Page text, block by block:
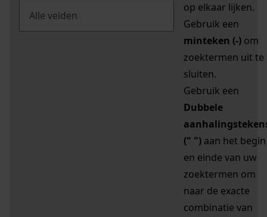
op elkaar lijken.
Gebruik een
minteken (-) om
zoektermen uit te
sluiten.
Gebruik een
Dubbele
(" ") aan het begin
en einde van uw
zoektermen om
naar de exacte
combinatie van